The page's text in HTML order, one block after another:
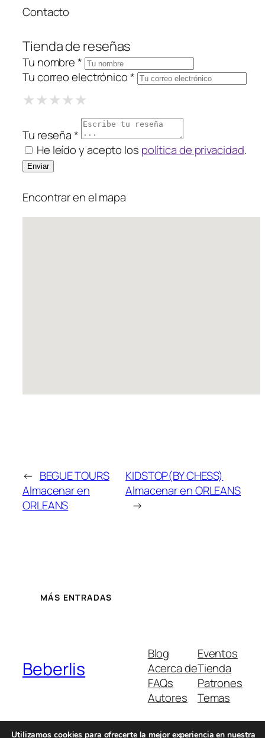
Contacto
Tienda de reseñas
Tu nombre *
Tu correo electrónico *
★1 Star
★★2 Stars
★★★3 Stars
★★★★4 Stars
★★★★★
Tu reseña *
He leído y acepto los política de privacidad.
Encontrar en el mapa
← BEGUE TOURS
Almacenar en
ORLEANS
KIDSTOP(BY CHESS)
Almacenar en ORLEANS
→
MÁS ENTRADAS
Beberlis
Blog
Acerca de
FAQs
Autores
Eventos
Tienda
Patrones
Temas
Utilizamos cookies para ofrecerte la mejor experiencia en nuestra